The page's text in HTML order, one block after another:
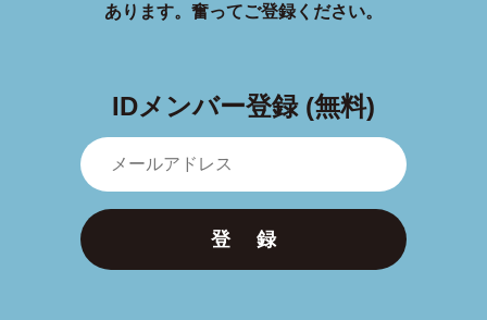
あります。 奮ってご登録ください。
IDメンバー登録 (無料)
登 録